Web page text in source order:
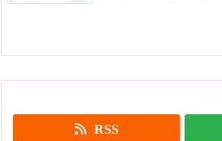
RSS